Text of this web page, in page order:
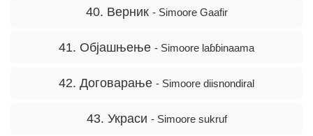
40. Верник - Simoore Gaafir
41. Објашњење - Simoore laɓɓinaama
42. Договарање - Simoore diisnondiral
43. Украси - Simoore sukruf